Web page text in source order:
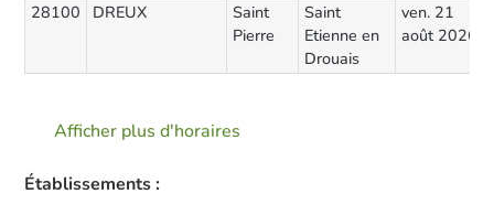
28100 DREUX
Saint
Pierre
Saint
Etienne en
Drouais
ven. 21
août 2026
Afficher plus d'horaires
Établissements :